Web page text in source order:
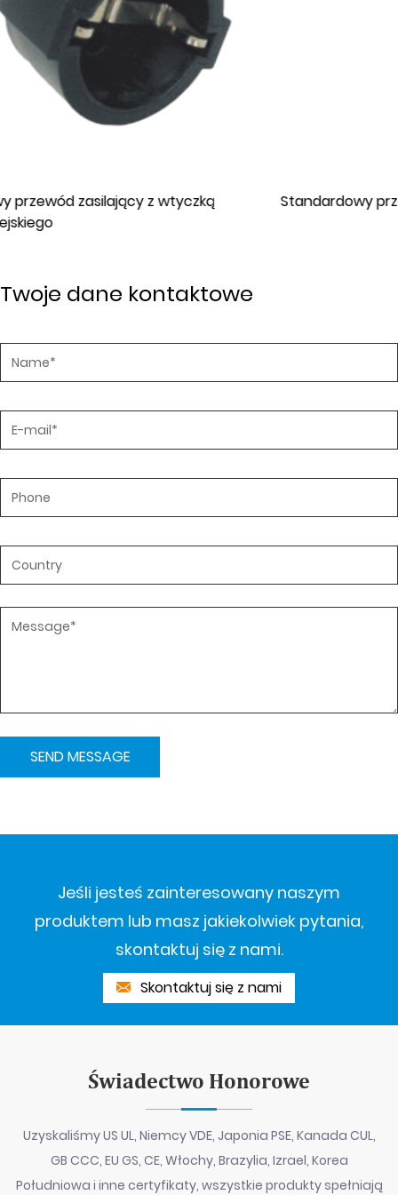
Standardowy przewód zasilający ST3W IEC
Twoje dane kontaktowe
Jeśli jesteś zainteresowany naszym
produktem lub masz jakiekolwiek pytania,
skontaktuj się z nami.
Skontaktuj się z nami
Świadectwo Honorowe
Uzyskaliśmy US UL, Niemcy VDE, Japonia PSE, Kanada CUL,
GB CCC, EU GS, CE, Włochy, Brazylia, Izrael, Korea
Południowa i inne certyfikaty, wszystkie produkty spełniają